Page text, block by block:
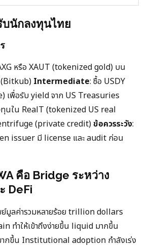
บนักลงทุนไทย
หรือ XAUT (tokenized gold) บน
(Bitkub) Intermediate: ซื้อ USDY
เพื่อรับ yield จาก US Treasuries
นใน RealT (tokenized US real
(private credit)ข้อควรระวัง:
issuer มี license และ audit ก่อน
คือ Bridge ระหว่าง
DeFi
มูลค่ารวมหลายร้อย trillion dollars
ทำให้เข้าถึงง่ายขึ้น liquid มากขึ้น
กขึ้น Institutional adoption กำลังเร่ง